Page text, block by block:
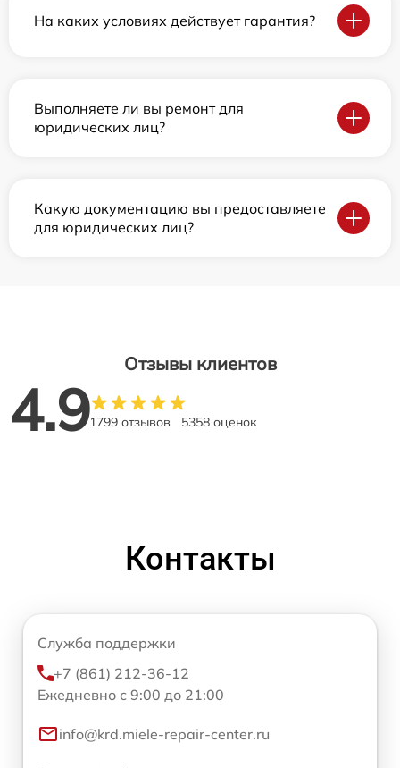
На каких условиях действует гарантия?
Выполняете ли вы ремонт для
юридических лиц?
Какую документацию вы предоставляете
для юридических лиц?
Отзывы клиентов
4.91799 отзывов 5358 оценок
Контакты
Служба поддержки
+7 (861) 212-36-12
Ежедневно с 9:00 до 21:00
info@krd.miele-repair-center.ru